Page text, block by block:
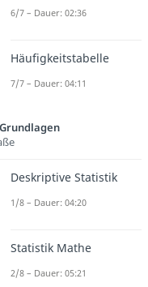
Permutation
Wiederholung
zur Stelle im
Betrachten wir zuerst
dich vielleicht, wie es
Wiederholung geben
6/7 – Dauer: 02:36
Häufigkeitstabelle
7/7 – Dauer: 04:11
Deskriptive Statistik
1/8 – Dauer: 04:20
Statistik Mathe
2/8 – Dauer: 05:21